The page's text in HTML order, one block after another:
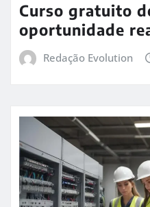
Curso gratuito
oportunidade
Redação Evolution